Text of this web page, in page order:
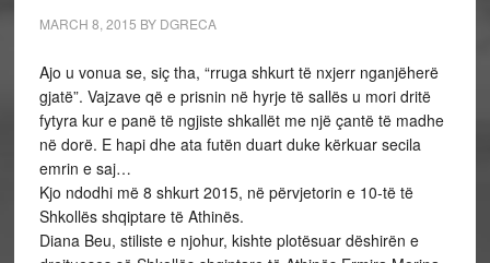
MARCH 8, 2015 BY DGRECA
Ajo u vonua se, siç tha, “rruga shkurt të nxjerr nganjëherë
gjatë”. Vajzave që e prisnin në hyrje të sallës u mori dritë
fytyra kur e panë të ngjiste shkallët me një çantë të madhe
në dorë. E hapi dhe ata futën duart duke kërkuar secila
emrin e saj…
Kjo ndodhi më 8 shkurt 2015, në përvjetorin e 10-të të
Shkollës shqiptare të Athinës.
Diana Beu, stiliste e njohur, kishte plotësuar dëshirën e